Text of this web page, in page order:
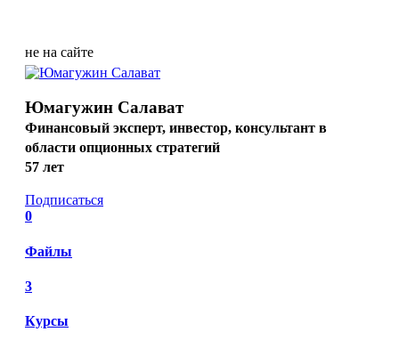
не на сайте
Юмагужин Салават
Финансовый эксперт, инвестор, консультант в
области опционных стратегий
57 лет
Подписаться
0
Файлы
3
Курсы